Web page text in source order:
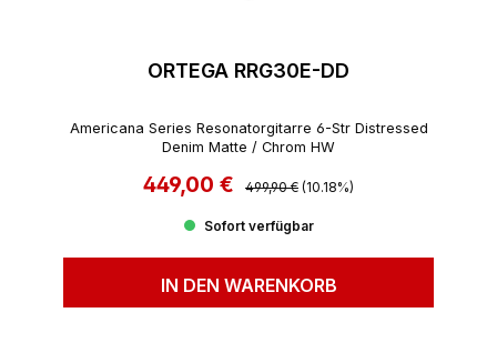
ORTEGA RRG30E-DD
Americana Series Resonatorgitarre 6-Str Distressed
Denim Matte / Chrom HW
Verkaufspreis:
449,00 € Regulärer Preis:
499,90 € (10.18%)
Sofort verfügbar
IN DEN WARENKORB